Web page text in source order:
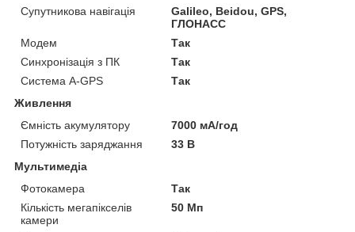
Супутникова навігація
Galileo, Beidou, GPS,
ГЛОНАСС
Модем
Так
Синхронізація з ПК
Так
Система A-GPS
Так
Живлення
Ємність акумулятору
7000 мА/год
Потужність заряджання
33 В
Мультимедіа
Фотокамера
Так
Кількість мегапікселів
камери
50 Мп